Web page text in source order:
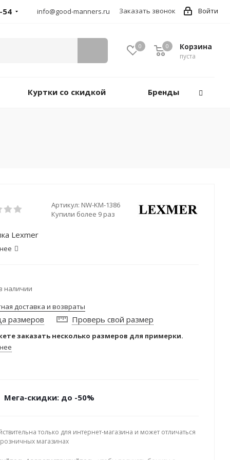
Войти
54 info@good-manners.ru Заказать звонок
0 Корзина
пуста
0
Куртки со скидкой Бренды
Артикул: NW-KM-1386
Купили более 9 раз
Lexmer
наличии
доставка и возвраты
размеров Проверь свой размер
заказать несколько размеров для примерки.
Мега-скидки: до -50%
только для интернет-магазина и может отличаться
розничных магазинах